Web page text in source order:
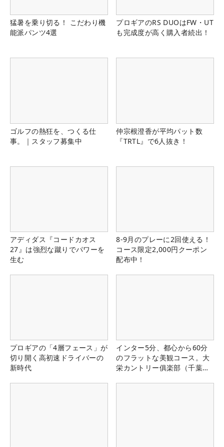
猛暑を乗り切る！ こだわり機
能派パンツ4選
プロギアのRS DUOはFW・UT
も完成度が高く購入者続出！
ゴルフの熱狂を、つくる仕
事。｜スタッフ募集中
仲宗根澄香が平均パット数
『TRTL』で6人抜き！
アディダス『コードカオス
27』は強烈な蹴りでパワーを
生む
8-9月のプレーに2回使える！
コース限定2,000円クーポン
配布中！
プロギアの「4層フェース」が
切り開く高初速ドライバーの
新時代
インター5分、都心から60分
のフラットな美観コース。大
栄カントリー俱楽部（千葉